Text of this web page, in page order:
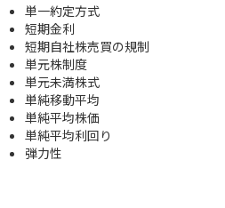
単一約定方式
短期金利
短期自社株売買の規制
単元株制度
単元未満株式
単純移動平均
単純平均株価
単純平均利回り
弾力性